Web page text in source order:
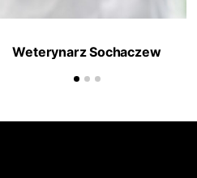
Weterynarz Sochaczew